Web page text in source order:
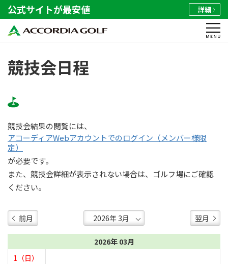
公式サイトが最安値 詳細
競技会日程
競技会結果の閲覧には、
アコーディアWebアカウントでのログイン（メンバー様限
定）
が必要です。
また、競技会詳細が表示されない場合は、ゴルフ場にご確認
ください。
前月 翌月
2026年 03月
1（日）